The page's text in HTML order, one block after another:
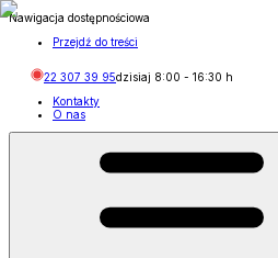
Nawigacja dostępnościowa
Przejdź do treści
22 307 39 95dzisiaj 8:00 - 16:30 h
Kontakty
O nas